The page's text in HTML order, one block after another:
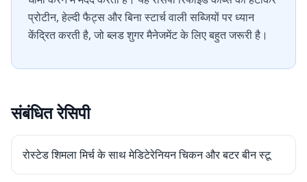
प्रोटीन, हेल्दी फैट्स और बिना स्टार्च वाली सब्जियों पर ध्यान
केंद्रित करती है, जो ब्लड शुगर मैनेजमेंट के लिए बहुत जरूरी है।
संबंधित रेसिपी
रोस्टेड शिमला मिर्च के साथ मेडिटेरेनियन चिकन और बटर बीन स्टू